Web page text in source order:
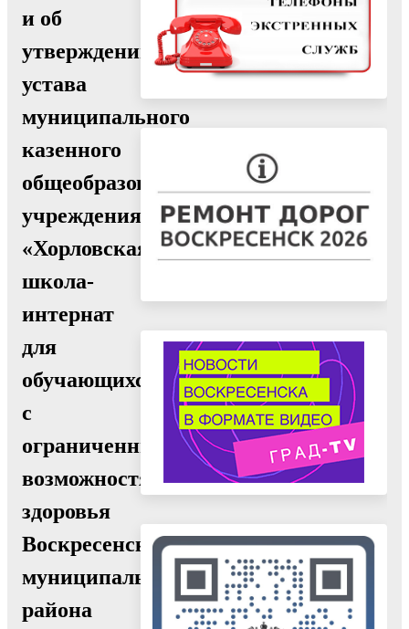
и об
утверждении
устава
муниципального
казенного
общеобразовательного
учреждения
«Хорловская
школа-
интернат
для
обучающихся
с
ограниченными
возможностями
здоровья
Воскресенского
муниципального
района